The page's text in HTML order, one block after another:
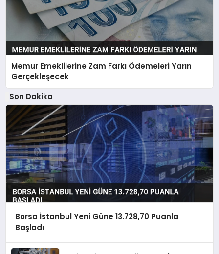
Memur Emeklilerine Zam Farkı Ödemeleri Yarın
Gerçekleşecek
Son Dakika
Borsa İstanbul Yeni Güne 13.728,70 Puanla
Başladı